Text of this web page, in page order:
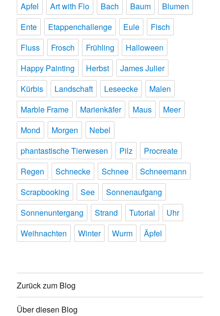
Apfel Art with Flo Bach Baum
Blumen
Ente
Etappenchallenge Eule
Fisch
Fluss
Frosch Frühling
Halloween
Happy Painting
Herbst
James Julier
Kürbis
Landschaft Leseecke
Malen
Marble Frame
Marienkäfer Maus
Meer
Mond
Morgen
Nebel
phantastische Tierwesen
Pilz
Procreate
Regen
Schnecke Schnee
Schneemann
Scrapbooking
See
Sonnenaufgang
Sonnenuntergang
Strand Tutorial
Uhr
Weihnachten
Winter Wurm Äpfel
Zurück zum Blog
Über diesen Blog